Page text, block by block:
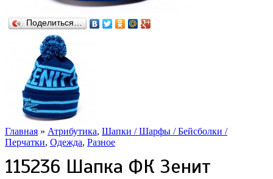
Поделиться…
Главная » Атрибутика, Шапки / Шарфы / Бейсболки /
Перчатки, Одежда, Разное
115236 Шапка ФК Зенит